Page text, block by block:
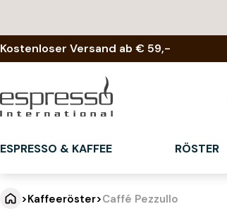
springen
Kostenloser Versand ab € 59,-
ESPRESSO & KAFFEE RÖSTER
>Kaffeeröster>Caffé Pezzullo